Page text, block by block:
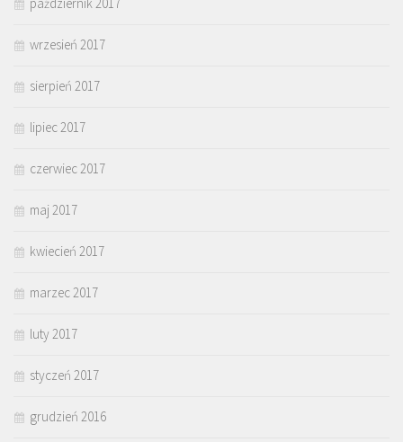
wrzesień 2017
sierpień 2017
lipiec 2017
czerwiec 2017
maj 2017
kwiecień 2017
marzec 2017
luty 2017
styczeń 2017
grudzień 2016